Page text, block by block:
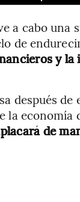
a cabo una
de
y la
después
la economía
de